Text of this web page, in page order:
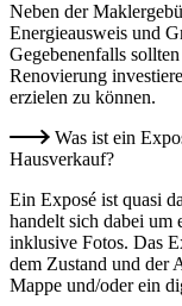
Neben der
Energieausweis und
Gegebenenfalls
Renovierung
erzielen zu können.
Was ist ein
Hausverkauf?
Ein Exposé ist quasi
handelt sich dabei um
inklusive Fotos. Das
dem Zustand und der
Mappe und/oder ein